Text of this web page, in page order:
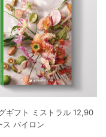
ギフト ミストラル 12,90
ス バイロン